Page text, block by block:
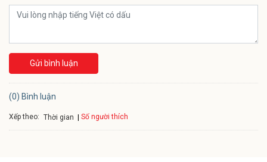
Gửi bình luận
(0) Bình luận
Xếp theo: Thời gian Số người thích